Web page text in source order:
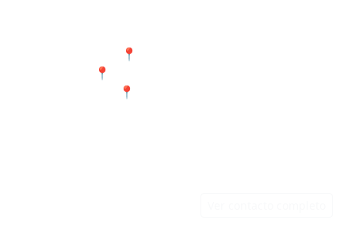
📍 Cali - San Bosco
📍 Jamundí - Barrio Popular
📍 Tumaco - Nariño